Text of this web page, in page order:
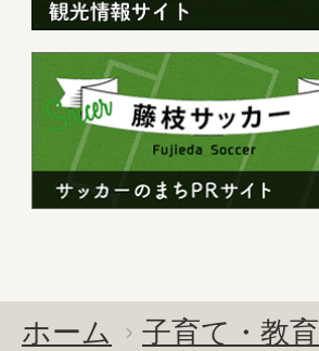
ホーム 子育て・教育